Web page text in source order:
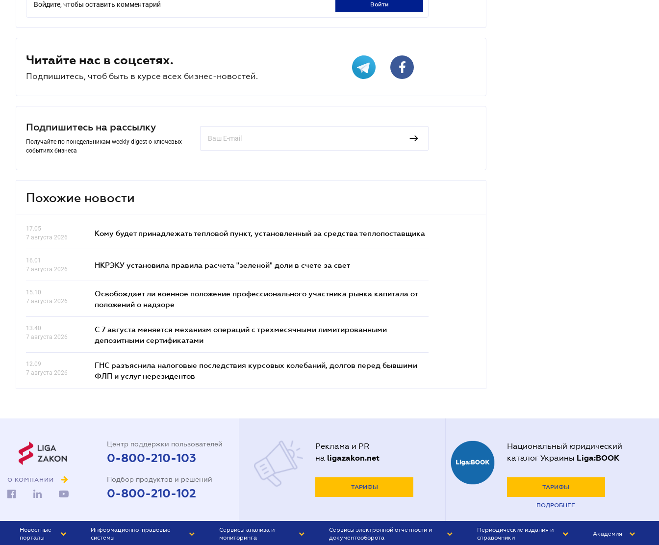
Войдите, чтобы оставить комментарий войти
Читайте нас в соцсетях.
Подпишитесь, чтоб быть в курсе всех бизнес-новостей.
Подпишитесь на рассылку
Получайте по понедельникам weekly-digest о ключевых
событиях бизнеса
Похожие новости
17.05
7 августа 2026
Кому будет принадлежать тепловой пункт, установленный за средства теплопоставщика
16.01
7 августа 2026
НКРЭКУ установила правила расчета "зеленой" доли в счете за свет
15.10
7 августа 2026
Освобождает ли военное положение профессионального участника рынка капитала от
положений о надзоре
13.40
7 августа 2026
С 7 августа меняется механизм операций с трехмесячными лимитированными
депозитными сертификатами
12.09
7 августа 2026
ГНС разъяснила налоговые последствия курсовых колебаний, долгов перед бывшими
ФЛП и услуг нерезидентов
О КОМПАНИИ
Центр поддержки пользователей
0-800-210-103
Подбор продуктов и решений
0-800-210-102
Реклама и PR
на ligazakon.net
ТАРИФЫ
Национальный юридический
каталог Украины Liga:BOOK
ТАРИФЫ
ПОДРОБНЕЕ
Новостные
порталы
Информационно-правовые
системы
Сервисы анализа и
мониторинга
Сервисы электронной отчетности и
документооборота
Периодические издания и
справочники
Академия